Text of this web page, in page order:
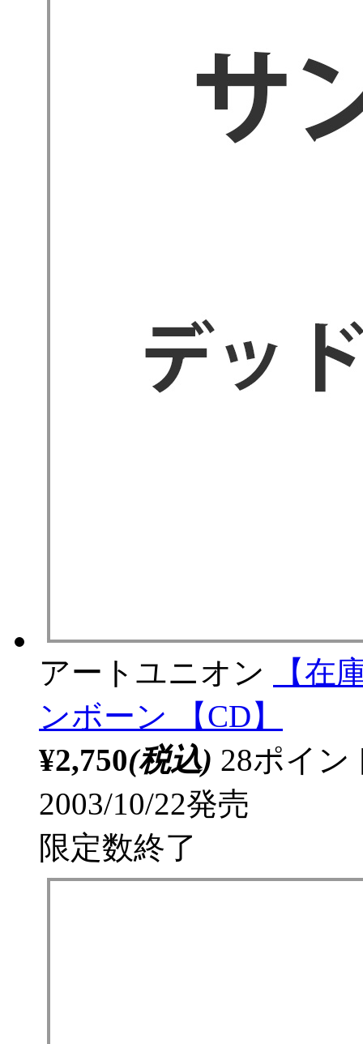
アートユニオン
【在
ンボーン 【CD】
¥2,750(税込) 28ポイ
2003/10/22発売
限定数終了